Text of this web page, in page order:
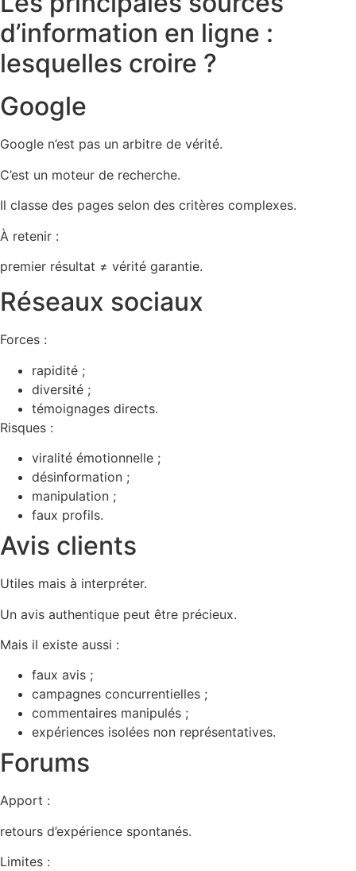
d’information en ligne :
lesquelles croire ?
Google
Google n’est pas un arbitre de vérité.
C’est un moteur de recherche.
Il classe des pages selon des critères complexes.
À retenir :
premier résultat ≠ vérité garantie.
Réseaux sociaux
Forces :
rapidité ;
diversité ;
témoignages directs.
Risques :
viralité émotionnelle ;
désinformation ;
manipulation ;
faux profils.
Avis clients
Utiles mais à interpréter.
Un avis authentique peut être précieux.
Mais il existe aussi :
faux avis ;
campagnes concurrentielles ;
commentaires manipulés ;
expériences isolées non représentatives.
Forums
Apport :
retours d’expérience spontanés.
Limites :